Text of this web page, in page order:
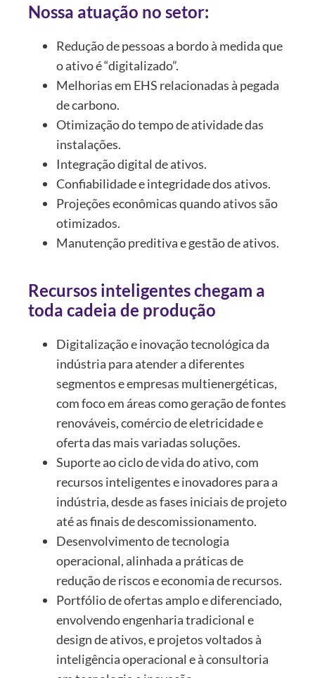
Nossa atuação no setor:
Redução de pessoas a bordo à medida que
o ativo é “digitalizado”.
Melhorias em EHS relacionadas à pegada
de carbono.
Otimização do tempo de atividade das
instalações.
Integração digital de ativos.
Confiabilidade e integridade dos ativos.
Projeções econômicas quando ativos são
otimizados.
Manutenção preditiva e gestão de ativos.
Recursos inteligentes chegam a
toda cadeia de produção
Digitalização e inovação tecnológica da
indústria para atender a diferentes
segmentos e empresas multienergéticas,
com foco em áreas como geração de fontes
renováveis, comércio de eletricidade e
oferta das mais variadas soluções.
Suporte ao ciclo de vida do ativo, com
recursos inteligentes e inovadores para a
indústria, desde as fases iniciais de projeto
até as finais de descomissionamento.
Desenvolvimento de tecnologia
operacional, alinhada a práticas de
redução de riscos e economia de recursos.
Portfólio de ofertas amplo e diferenciado,
envolvendo engenharia tradicional e
design de ativos, e projetos voltados à
inteligência operacional e à consultoria